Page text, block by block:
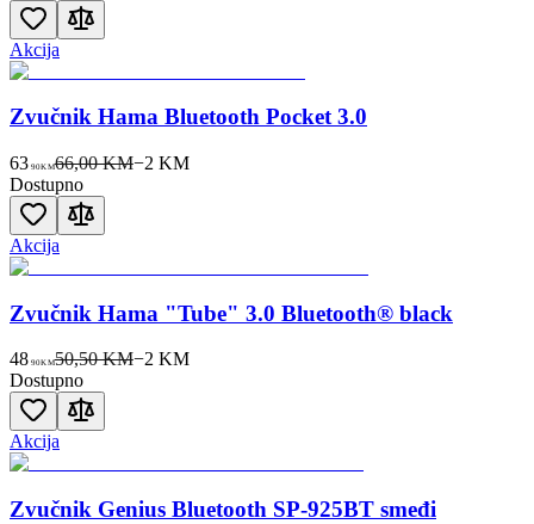
Akcija
Zvučnik Hama Bluetooth Pocket 3.0
63 90KM66,00 KM−2 KM
Dostupno
Akcija
Zvučnik Hama "Tube" 3.0 Bluetooth® black
48 90KM50,50 KM−2 KM
Dostupno
Akcija
Zvučnik Genius Bluetooth SP-925BT smeđi